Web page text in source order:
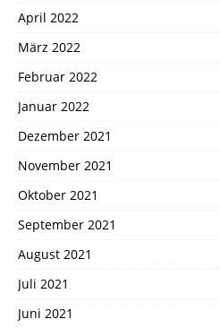
April 2022
März 2022
Februar 2022
Januar 2022
Dezember 2021
November 2021
Oktober 2021
September 2021
August 2021
Juli 2021
Juni 2021